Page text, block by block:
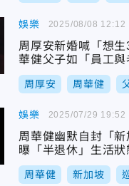
娛樂
周厚安新婚喊「想
華健父子如「員工與
周厚安 周華健
2025/08/08 12:12
娛樂
周華健幽默自封「
曝「半退休」生活狀
周華健 新加坡
2025/07/29 19:52